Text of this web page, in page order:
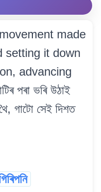
made
setting it down
advancing
পৰা ভৰি উঠাই
গাটো সেই দিশত